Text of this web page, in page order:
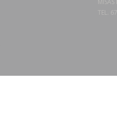
TEL.